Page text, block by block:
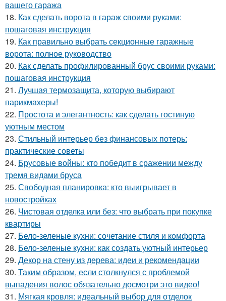
вашего гаража
18. Как сделать ворота в гараж своими руками:
пошаговая инструкция
19. Как правильно выбрать секционные гаражные
ворота: полное руководство
20. Как сделать профилированный брус своими руками:
пошаговая инструкция
21. Лучшая термозащита, которую выбирают
парикмахеры!
22. Простота и элегантность: как сделать гостиную
уютным местом
23. Стильный интерьер без финансовых потерь:
практические советы
24. Брусовые войны: кто победит в сражении между
тремя видами бруса
25. Свободная планировка: кто выигрывает в
новостройках
26. Чистовая отделка или без: что выбрать при покупке
квартиры
27. Бело-зеленые кухни: сочетание стиля и комфорта
28. Бело-зеленые кухни: как создать уютный интерьер
29. Декор на стену из дерева: идеи и рекомендации
30. Таким образом, если столкнулся с проблемой
выпадения волос обязательно досмотри это видео!
31. Мягкая кровля: идеальный выбор для отделок